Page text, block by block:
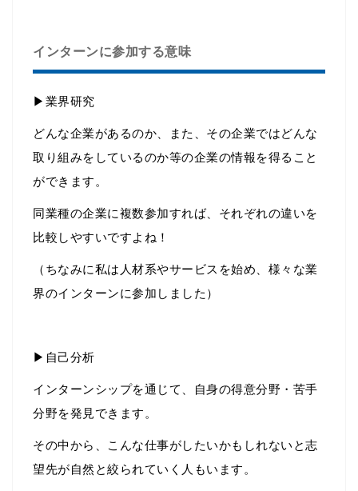
インターンに参加する意味
▶業界研究
どんな企業があるのか、また、その企業ではどんな
取り組みをしているのか等の企業の情報を得ること
ができます。
同業種の企業に複数参加すれば、それぞれの違いを
比較しやすいですよね！
（ちなみに私は人材系やサービスを始め、様々な業
界のインターンに参加しました）
▶自己分析
インターンシップを通じて、自身の得意分野・苦手
分野を発見できます。
その中から、こんな仕事がしたいかもしれないと志
望先が自然と絞られていく人もいます。